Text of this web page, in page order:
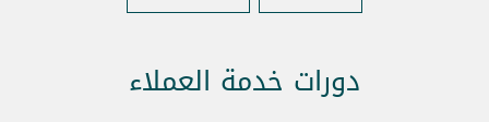
دورات خدمة العملاء